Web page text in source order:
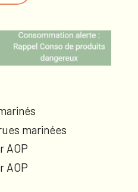
marinées
AOP
AOP